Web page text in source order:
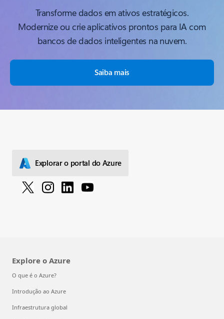
Transforme dados em ativos estratégicos.
Modernize ou crie aplicativos prontos para IA com
bancos de dados inteligentes na nuvem.
Saiba mais
Explorar o portal do Azure
Explore o Azure
O que é o Azure?
Introdução ao Azure
Infraestrutura global